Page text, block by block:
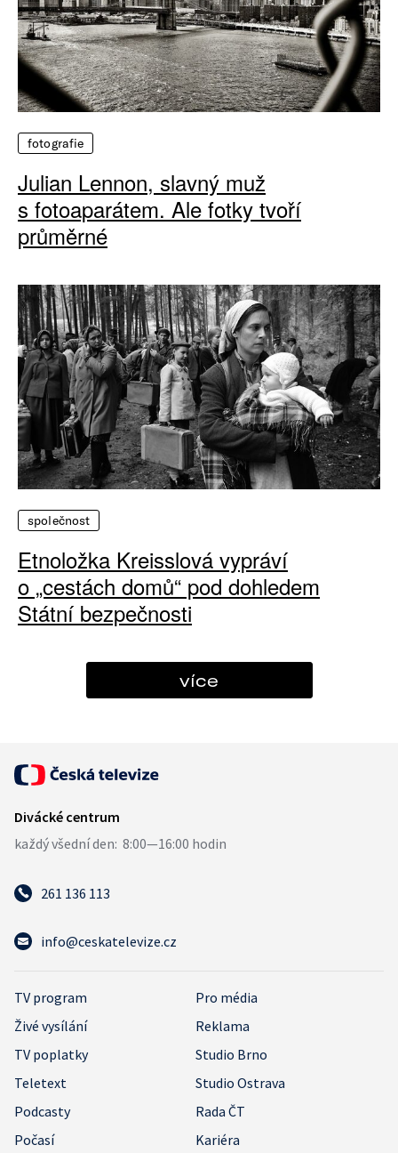
fotografie
Julian Lennon, slavný muž
s fotoaparátem. Ale fotky tvoří
průměrné
společnost
Etnoložka Kreisslová vypráví
o „cestách domů“ pod dohledem
Státní bezpečnosti
více
261 136 113
info@ceskatelevize.cz
TV program
Pro média
Živé vysílání
Reklama
TV poplatky
Studio Brno
Teletext
Studio Ostrava
Podcasty
Rada ČT
Počasí
Kariéra